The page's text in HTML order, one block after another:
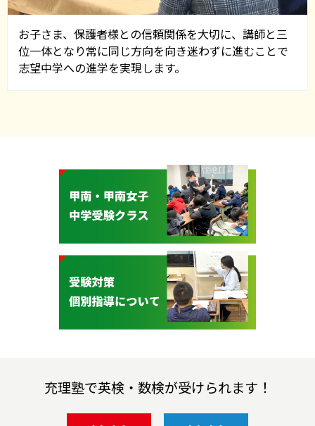
お子さま、保護者様との信頼関係を大切に、講師と三
位一体となり常に同じ方向を向き迷わずに進むことで
志望中学への進学を実現します。
充理塾で英検・数検が受けられます！